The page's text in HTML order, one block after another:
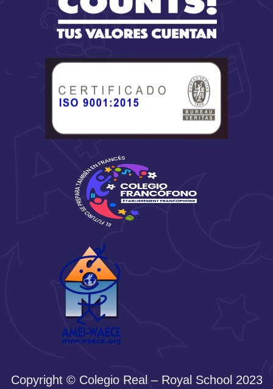
Copyright © Colegio Real – Royal School 2023